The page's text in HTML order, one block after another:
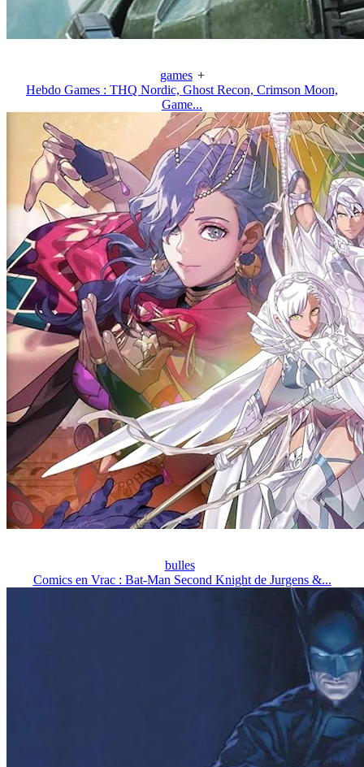
games +
Hebdo Games : THQ Nordic, Ghost Recon, Crimson Moon,
Game...
bulles
Comics en Vrac : Bat-Man Second Knight de Jurgens &...